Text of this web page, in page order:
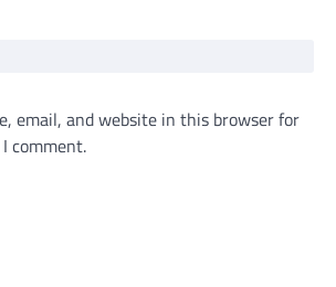
email, and website in this browser for
comment.